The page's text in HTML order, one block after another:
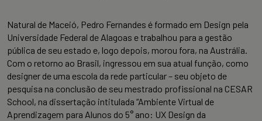
Natural de Maceió, Pedro Fernandes é formado em Design pela
Universidade Federal de Alagoas e trabalhou para a gestão
pública de seu estado e, logo depois, morou fora, na Austrália.
Com o retorno ao Brasil, ingressou em sua atual função, como
designer de uma escola da rede particular – seu objeto de
pesquisa na conclusão de seu mestrado profissional na CESAR
School, na dissertação intitulada “Ambiente Virtual de
Aprendizagem para Alunos do 5° ano: UX Design da